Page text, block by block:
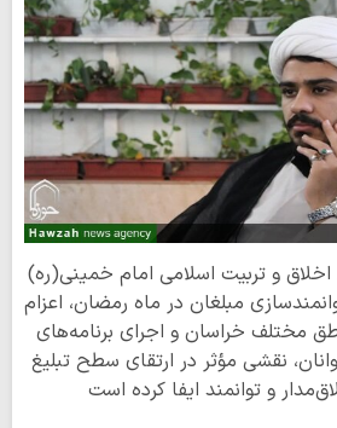
و تربیت اسلامی امام خمینی(ره)
مبلغان در ماه رمضان، اعزام
مختلف خراسان و اجرای برنامه‌های
نقشی مؤثر در ارتقای سطح تبلیغ
و توانمند ایفا کرده است